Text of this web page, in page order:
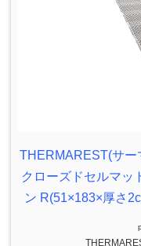
THERMAREST(サー
クローズドセルマッ
ン R(51×183×厚さ